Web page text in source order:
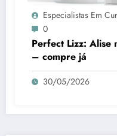
Especialistas Em
0
Perfect Lizz: Alise
– compre já
30/05/2026